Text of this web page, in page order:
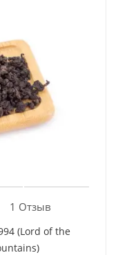
1 Отзыв
(Lord of the